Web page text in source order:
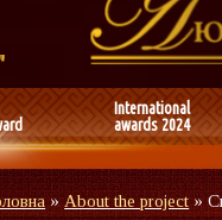
International
awards 2024
»About the project»